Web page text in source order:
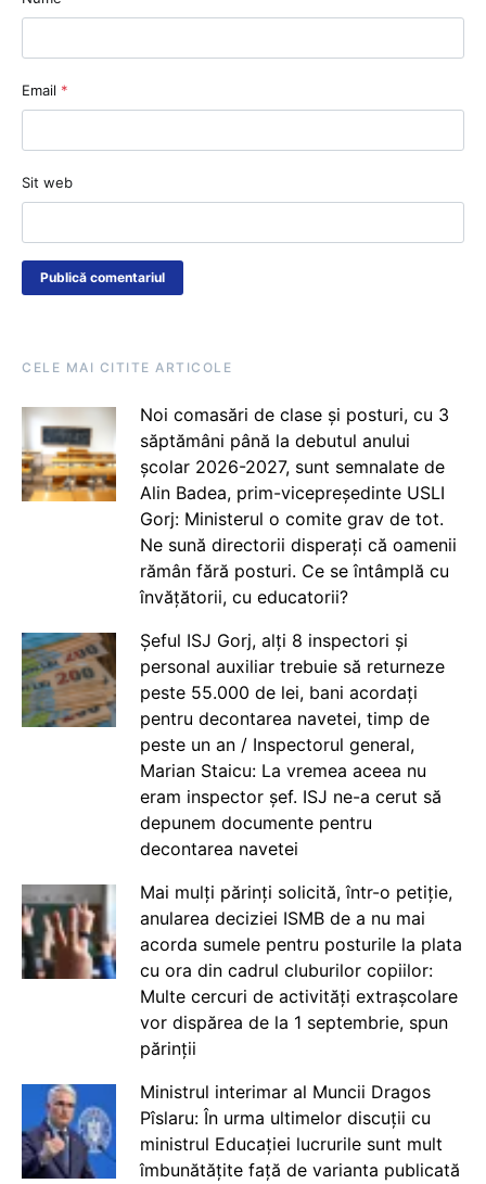
Email *
Sit web
CELE MAI CITITE ARTICOLE
Noi comasări de clase și posturi, cu 3
săptămâni până la debutul anului
școlar 2026-2027, sunt semnalate de
Alin Badea, prim-vicepreședinte USLI
Gorj: Ministerul o comite grav de tot.
Ne sună directorii disperați că oamenii
rămân fără posturi. Ce se întâmplă cu
învățătorii, cu educatorii?
Șeful ISJ Gorj, alți 8 inspectori și
personal auxiliar trebuie să returneze
peste 55.000 de lei, bani acordați
pentru decontarea navetei, timp de
peste un an / Inspectorul general,
Marian Staicu: La vremea aceea nu
eram inspector șef. ISJ ne-a cerut să
depunem documente pentru
decontarea navetei
Mai mulți părinți solicită, într-o petiție,
anularea deciziei ISMB de a nu mai
acorda sumele pentru posturile la plata
cu ora din cadrul cluburilor copiilor:
Multe cercuri de activități extrașcolare
vor dispărea de la 1 septembrie, spun
părinții
Ministrul interimar al Muncii Dragos
Pîslaru: În urma ultimelor discuții cu
ministrul Educației lucrurile sunt mult
îmbunătățite față de varianta publicată